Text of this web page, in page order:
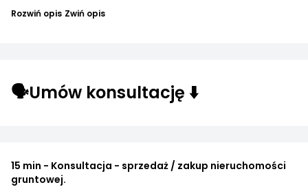
Rozwiń opis Zwiń opis
🗣️Umów konsultację ⬇️
15 min - Konsultacja - sprzedaż / zakup nieruchomości
gruntowej.